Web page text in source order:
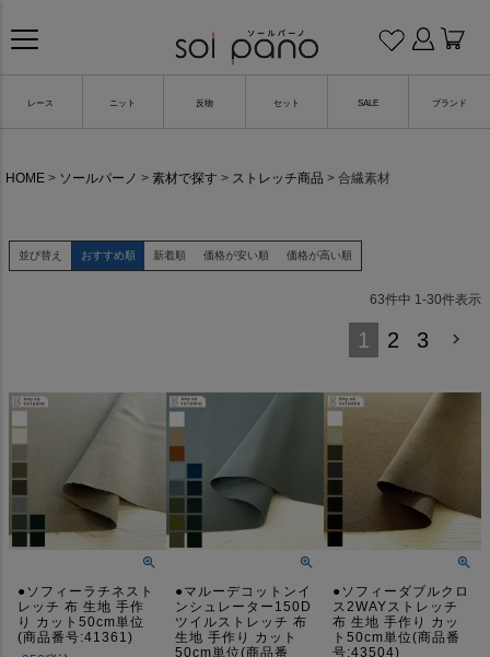
レース ニット 反物 セット SALE ブランド
HOME ソールパーノ 素材で探す ストレッチ商品 合繊素材
並び替え おすすめ順 新着順 価格が安い順 価格が高い順
63件中 1 -30件表示
1 2 3
●ソフィーラチネスト
レッチ 布 生地 手作
り カット50cm単位
(商品番号:41361)
●マルーデコットンイ
ンシュレーター150D
ツイルストレッチ 布
生地 手作り カット
50cm単位(商品番
●ソフィーダブルクロ
ス2WAYストレッチ
布 生地 手作り カッ
ト50cm単位(商品番
号:43504)